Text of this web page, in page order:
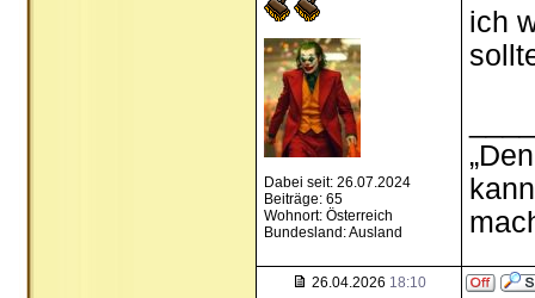
Dabei seit: 26.07.2024
Beiträge: 65
Wohnort: Österreich
Bundesland: Ausland
ich
26.04.2026 18:10